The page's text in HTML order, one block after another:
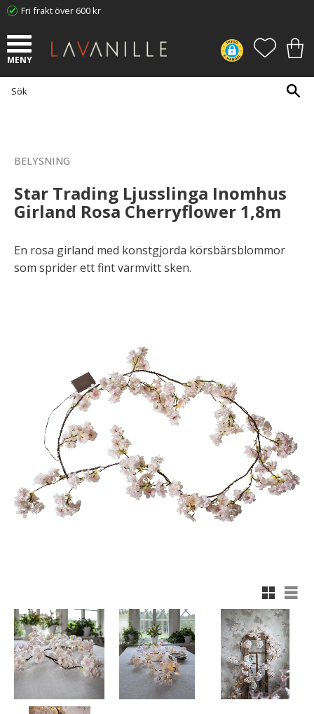
Fri frakt över 600 kr
BELYSNING
Star Trading Ljusslinga Inomhus
Girland Rosa Cherryflower 1,8m
En rosa girland med konstgjorda körsbärsblommor
som sprider ett fint varmvitt sken.